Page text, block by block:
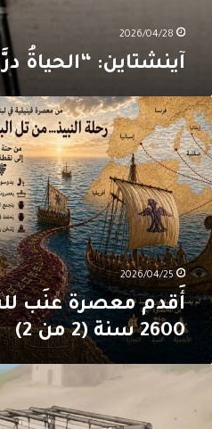
2026/04/28
آينشتاين: “الحياةُ
أَقدم
معصرة
عنَب
للنبيذ
في
لبنان
قبل
2600
سنة
(2
من
2026/04/25
أَقدم معصرة عنَب
2600 سنة (2 من 2)
أَقدم
عنَب